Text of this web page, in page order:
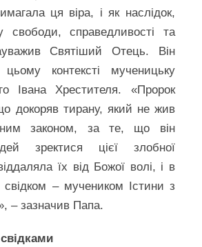
ця віра, і як наслідок,
свободи, справедливості та
Святіший Отець. Він
контексті мученицьку
Івана Хрестителя. «Пророк
докоряв тирану, який не жив
законом, за те, що він
зректися цієї злобної
їх від Божої волі, і в
– мучеником Істини з
– зазначив Папа.